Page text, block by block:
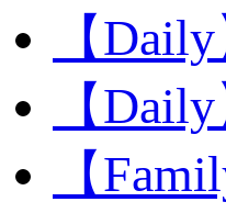
【
【
【